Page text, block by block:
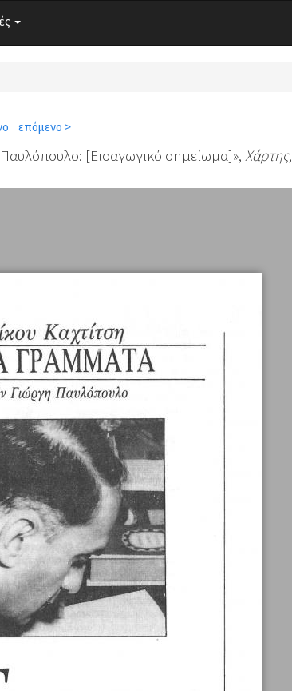
επόμενο >
[Εισαγωγικό σημείωμα]», Χάρτης,